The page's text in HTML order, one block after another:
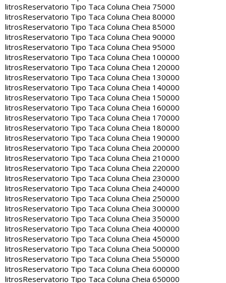
litrosReservatorio Tipo Taca Coluna Cheia 75000
litrosReservatorio Tipo Taca Coluna Cheia 80000
litrosReservatorio Tipo Taca Coluna Cheia 85000
litrosReservatorio Tipo Taca Coluna Cheia 90000
litrosReservatorio Tipo Taca Coluna Cheia 95000
litrosReservatorio Tipo Taca Coluna Cheia 100000
litrosReservatorio Tipo Taca Coluna Cheia 120000
litrosReservatorio Tipo Taca Coluna Cheia 130000
litrosReservatorio Tipo Taca Coluna Cheia 140000
litrosReservatorio Tipo Taca Coluna Cheia 150000
litrosReservatorio Tipo Taca Coluna Cheia 160000
litrosReservatorio Tipo Taca Coluna Cheia 170000
litrosReservatorio Tipo Taca Coluna Cheia 180000
litrosReservatorio Tipo Taca Coluna Cheia 190000
litrosReservatorio Tipo Taca Coluna Cheia 200000
litrosReservatorio Tipo Taca Coluna Cheia 210000
litrosReservatorio Tipo Taca Coluna Cheia 220000
litrosReservatorio Tipo Taca Coluna Cheia 230000
litrosReservatorio Tipo Taca Coluna Cheia 240000
litrosReservatorio Tipo Taca Coluna Cheia 250000
litrosReservatorio Tipo Taca Coluna Cheia 300000
litrosReservatorio Tipo Taca Coluna Cheia 350000
litrosReservatorio Tipo Taca Coluna Cheia 400000
litrosReservatorio Tipo Taca Coluna Cheia 450000
litrosReservatorio Tipo Taca Coluna Cheia 500000
litrosReservatorio Tipo Taca Coluna Cheia 550000
litrosReservatorio Tipo Taca Coluna Cheia 600000
litrosReservatorio Tipo Taca Coluna Cheia 650000